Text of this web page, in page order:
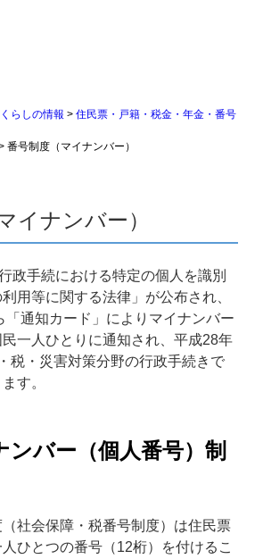
くらしの情報 > 住民票・戸籍・税金・年金・番号
番号制度（マイナンバー）
イナンバー）
政手続における特定の個人を識別
用等に関する法律」が公布され、
「通知カード」によりマイナンバー
民一人ひとりに通知され、平成28年
税・災害対策分野の行政手続きで
す。
ンバー（個人番号）制
社会保障・税番号制度）は住民票
ひとつの番号（12桁）を付けるこ